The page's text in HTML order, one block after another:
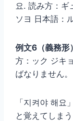
요. 読み方：ギ
ソヨ 日本語：
例文6（義務形）
方：ック ジキ
ばなりません。
「지켜야 해요
と覚えてしま